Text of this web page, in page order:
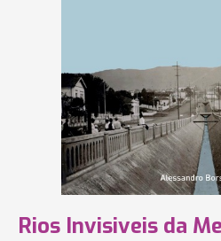
Rios Invisiveis da